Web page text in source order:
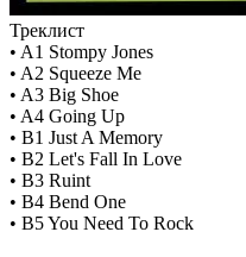
Треклист
• A1 Stompy Jones
• A2 Squeeze Me
• A3 Big Shoe
• A4 Going Up
• B1 Just A Memory
• B2 Let's Fall In Love
• B3 Ruint
• B4 Bend One
• B5 You Need To Rock